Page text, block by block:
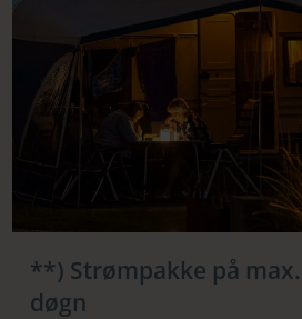
**) Strømpakke på
døgn